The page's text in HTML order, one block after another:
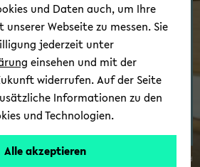
Zen­trum für Theo­rien in
der his­to­ri­schen For­
schung
© Uni­ver­si­tät Bie­le­feld
und Daten auch, um Ihre
Webseite zu messen. Sie
jederzeit unter
einsehen und mit der
widerrufen. Auf der Seite
Informationen zu den
und Technologien.
Alle akzeptieren